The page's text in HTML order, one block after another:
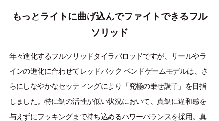
CUSTOMER
MAJOR CRAFT FACTORY
もっとライトに曲げ込んでファイトできるフル
ソリッド
年々進化するフルソリッドタイラバロッドですが、リールやラ
インの進化に合わせてレッドバック ベンドゲームモデルは、さ
らにしなやかなセッティングにより「究極の乗せ調子」を目指
しました。特に鯛の活性が低い状況において、真鯛に違和感を
与えずにフッキングまで持ち込めるパワーバランスを採用。真